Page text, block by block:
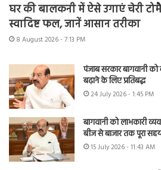
घर की बालकनी में ऐसे उगाएं चेरी
स्वादिष्ट फल, जानें आसान तरीका
8 August 2026 - 7:13 PM
पंजाब सरकार बागवानी
बढ़ाने के लिए प्रतिबद्ध
24 July 2026 - 1:45 PM
बागवानी को लाभकारी
बीज से बाजार तक पूरा
15 July 2026 - 11:43 AM